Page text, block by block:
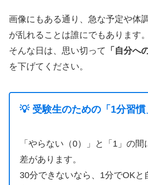
画像にもある通り、急な予定や体
が乱れることは誰にでもあります。
そんな日は、思い切って 「自分へ
を下げてください。
💡 受験生のための「1分習慣
「やらない（0）」と「1」の
差があります。
30分できないなら、1分でOKと